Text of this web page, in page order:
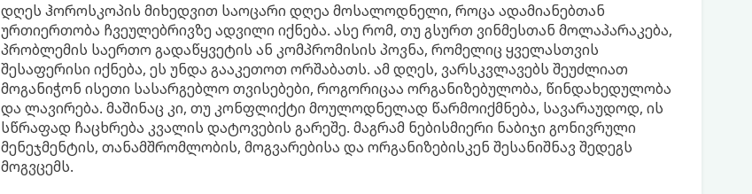
დღეს ჰოროსკოპის მიხედვით საოცარი დღეა მოსალოდნელი, როცა ადამიანებთან
ურთიერთობა ჩვეულებრივზე ადვილი იქნება. ასე რომ, თუ გსურთ ვინმესთან მოლაპარაკება,
პრობლემის საერთო გადაწყვეტის ან კომპრომისის პოვნა, რომელიც ყველასთვის
შესაფერისი იქნება, ეს უნდა გააკეთოთ ორშაბათს. ამ დღეს, ვარსკვლავებს შეუძლიათ
მოგანიჭონ ისეთი სასარგებლო თვისებები, როგორიცაა ორგანიზებულობა, წინდახედულობა
და ლავირება. მაშინაც კი, თუ კონფლიქტი მოულოდნელად წარმოიქმნება, სავარაუდოდ, ის
სწრაფად ჩაცხრება კვალის დატოვების გარეშე. მაგრამ ნებისმიერი ნაბიჯი გონივრული
მენეჯმენტის, თანამშრომლობის, მოგვარებისა და ორგანიზებისკენ შესანიშნავ შედეგს
მოგვცემს.